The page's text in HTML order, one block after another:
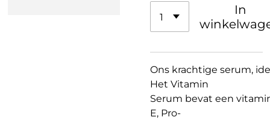
In
Ons krachtige serum,
Het Vitamin
Serum bevat een
E, Pro-